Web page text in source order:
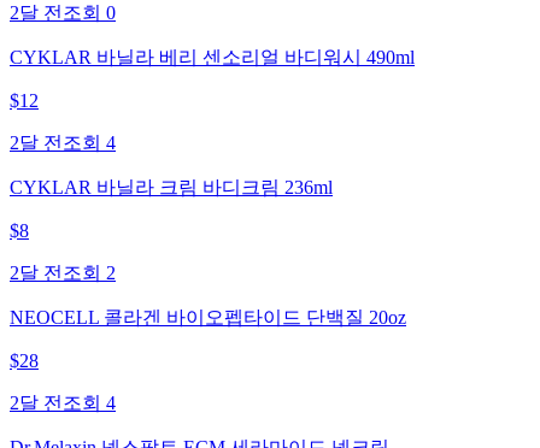
2달 전 조회 0
CYKLAR 바닐라 베리 센소리얼 바디워시 490ml
$12
2달 전 조회 4
CYKLAR 바닐라 크림 바디크림 236ml
$8
2달 전 조회 2
NEOCELL 콜라겐 바이오펩타이드 단백질 20oz
$28
2달 전 조회 4